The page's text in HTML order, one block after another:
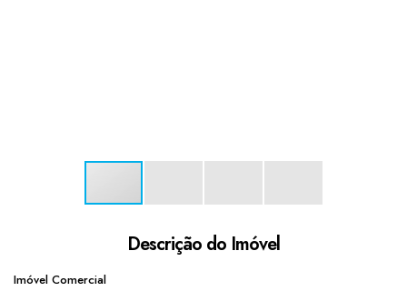
Descrição do Imóvel
Imóvel Comercial